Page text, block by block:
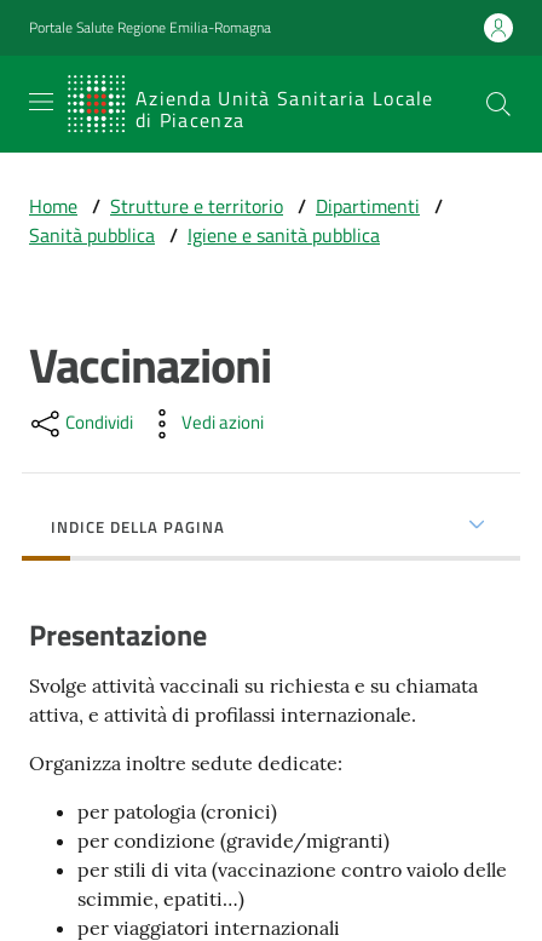
Vai al contenuto
Vai alla navigazione
Vai al footer
Portale Salute Regione Emilia-Romagna
Azienda Unità Sanitaria Locale
di Piacenza
SERVIZIO
SANITARIO
Emilia-
Romagna
Prestazioni
e
cura
Come
fare
per...
Strutture
territorio
Home / Strutture e territorio / Dipartimenti /
Sanità pubblica / Igiene e sanità pubblica
Salta al contenuto
Vaccinazioni
Condividi Vedi azioni
INDICE DELLA PAGINA
Presentazione
Svolge attività vaccinali su richiesta e su chiamata
attiva, e attività di profilassi internazionale.
Organizza inoltre sedute dedicate:
per patologia (cronici)
per condizione (gravide/migranti)
per stili di vita (vaccinazione contro vaiolo delle
scimmie, epatiti…)
per viaggiatori internazionali